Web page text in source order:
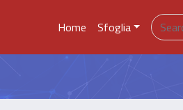
Home Sfoglia